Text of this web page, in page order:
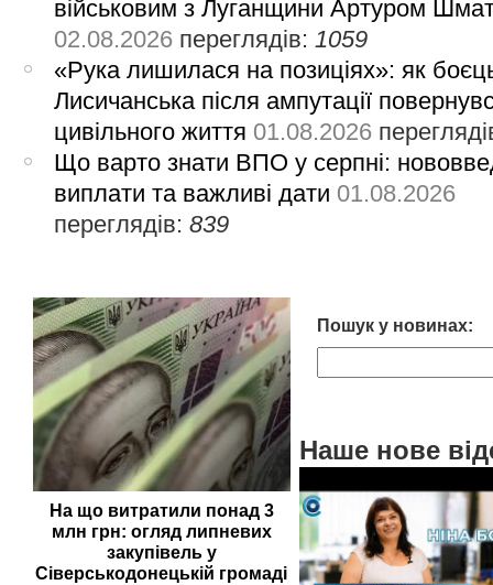
військовим з Луганщини Артуром
02.08.2026 переглядів: 1059
«Рука лишилася на позиціях»: як
Лисичанська після ампутації
цивільного життя 01.08.2026
Що варто знати ВПО у серпні:
виплати та важливі дати 01.08.2026
переглядів:839
На що витратили понад 3
млн грн: огляд липневих
закупівель у
Сіверськодонецькій громаді
Пошук у новинах:
Наше нове